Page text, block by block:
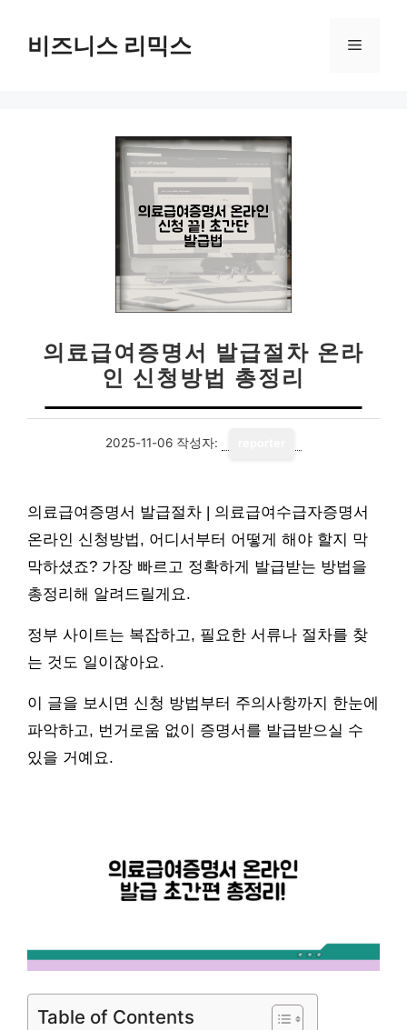
비즈니스 리믹스 메
의료급여증명서 발급절차 온라
인 신청방법 총정리
2025-11-06 작성자:
의료급여증명서 발급절차 | 의료급여수급자증명서
온라인 신청방법, 어디서부터 어떻게 해야 할지 막
막하셨죠? 가장 빠르고 정확하게 발급받는 방법을
총정리해 알려드릴게요.
정부 사이트는 복잡하고, 필요한 서류나 절차를 찾
는 것도 일이잖아요.
이 글을 보시면 신청 방법부터 주의사항까지 한눈에
파악하고, 번거로움 없이 증명서를 발급받으실 수
있을 거예요.
Table of Contents